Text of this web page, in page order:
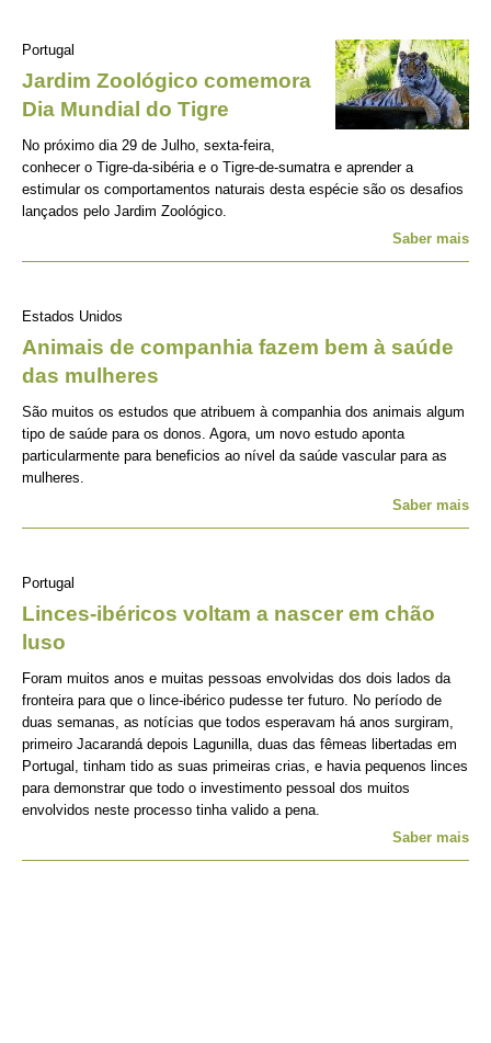
Portugal
Jardim Zoológico comemora
Dia Mundial do Tigre
No próximo dia 29 de Julho, sexta-feira,
conhecer o Tigre-da-sibéria e o Tigre-de-sumatra e aprender a
estimular os comportamentos naturais desta espécie são os desafios
lançados pelo Jardim Zoológico.
Saber mais
Estados Unidos
Animais de companhia fazem bem à saúde
das mulheres
São muitos os estudos que atribuem à companhia dos animais algum
tipo de saúde para os donos. Agora, um novo estudo aponta
particularmente para beneficios ao nível da saúde vascular para as
mulheres.
Saber mais
Portugal
Linces-ibéricos voltam a nascer em chão
luso
Foram muitos anos e muitas pessoas envolvidas dos dois lados da
fronteira para que o lince-ibérico pudesse ter futuro. No período de
duas semanas, as notícias que todos esperavam há anos surgiram,
primeiro Jacarandá depois Lagunilla, duas das fêmeas libertadas em
Portugal, tinham tido as suas primeiras crias, e havia pequenos linces
para demonstrar que todo o investimento pessoal dos muitos
envolvidos neste processo tinha valido a pena.
Saber mais